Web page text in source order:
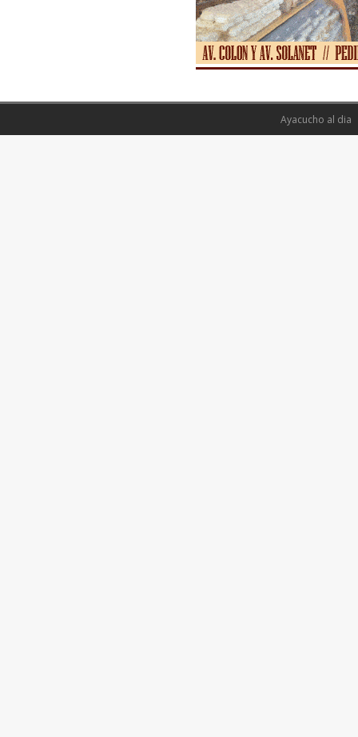
Ayacucho al dia